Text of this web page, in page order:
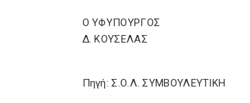
Ο ΥΦΥΠΟΥΡΓΟΣ
Δ. ΚΟΥΣΕΛΑΣ
Πηγή: Σ.Ο.Λ. ΣΥΜΒΟΥΛΕΥΤΙΚΗ